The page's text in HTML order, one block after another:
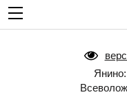
Янино: